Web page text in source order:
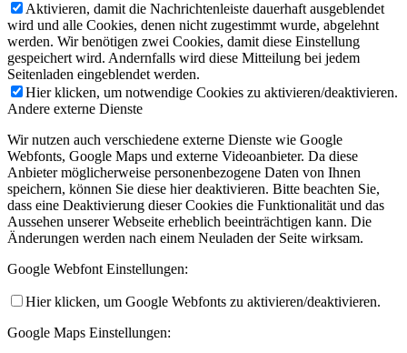
Aktivieren, damit die Nachrichtenleiste dauerhaft ausgeblendet
wird und alle Cookies, denen nicht zugestimmt wurde, abgelehnt
werden. Wir benötigen zwei Cookies, damit diese Einstellung
gespeichert wird. Andernfalls wird diese Mitteilung bei jedem
Seitenladen eingeblendet werden.
Hier klicken, um notwendige Cookies zu aktivieren/deaktivieren.
Andere externe Dienste
Wir nutzen auch verschiedene externe Dienste wie Google
Webfonts, Google Maps und externe Videoanbieter. Da diese
Anbieter möglicherweise personenbezogene Daten von Ihnen
speichern, können Sie diese hier deaktivieren. Bitte beachten Sie,
dass eine Deaktivierung dieser Cookies die Funktionalität und das
Aussehen unserer Webseite erheblich beeinträchtigen kann. Die
Änderungen werden nach einem Neuladen der Seite wirksam.
Google Webfont Einstellungen:
Hier klicken, um Google Webfonts zu aktivieren/deaktivieren.
Google Maps Einstellungen: